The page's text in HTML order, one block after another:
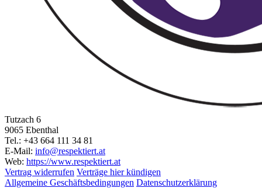
Tutzach 6
9065 Ebenthal
Tel.: +43 664 111 34 81
E-Mail: info@respektiert.at
Web: https://www.respektiert.at
Vertrag widerrufen Verträge hier kündigen
Allgemeine Geschäftsbedingungen Datenschutzerklärung